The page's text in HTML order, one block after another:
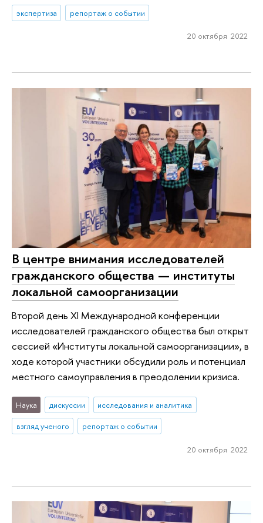
экспертиза
репортаж о событии
20 октября 2022
В центре внимания исследователей
гражданского общества — институты
локальной самоорганизации
Второй день XI Международной конференции
исследователей гражданского общества был открыт
сессией «Институты локальной самоорганизации», в
ходе которой участники обсудили роль и потенциал
местного самоуправления в преодолении кризиса.
Наука дискуссии
исследования и аналитика
взгляд ученого
репортаж о событии
20 октября 2022